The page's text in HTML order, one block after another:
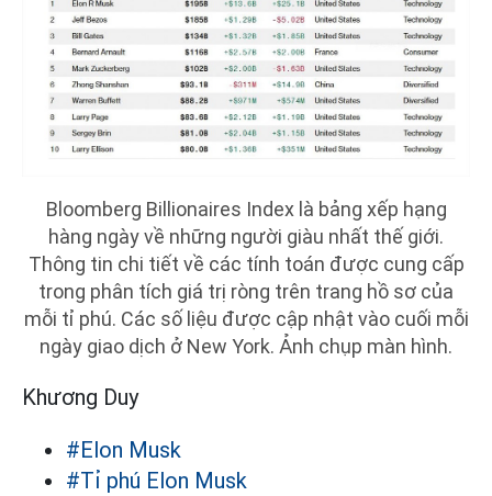
Bloomberg Billionaires Index là bảng xếp hạng
hàng ngày về những người giàu nhất thế giới.
Thông tin chi tiết về các tính toán được cung cấp
trong phân tích giá trị ròng trên trang hồ sơ của
mỗi tỉ phú. Các số liệu được cập nhật vào cuối mỗi
ngày giao dịch ở New York. Ảnh chụp màn hình.
Khương Duy
#Elon Musk
#Tỉ phú Elon Musk